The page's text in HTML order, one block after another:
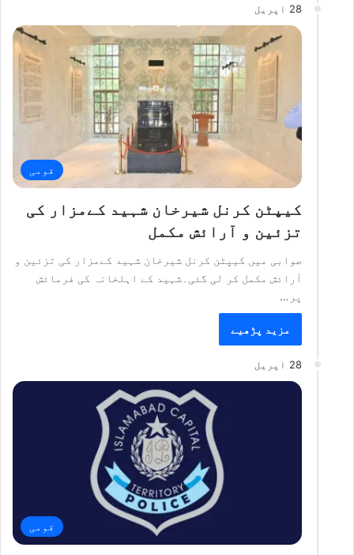
28 اپریل
قومی
کیپٹن کرنل شیرخان شہید کےمزار کی
تزئین و آرائش مکمل
صوابی میں کیپٹن کرنل شیرخان شہید کےمزار کی تزئین و
آرائش مکمل کر لی گئی۔شہید کے اہلخانہ کی فرمائش
پر…
مزید پڑھیے
28 اپریل
قومی